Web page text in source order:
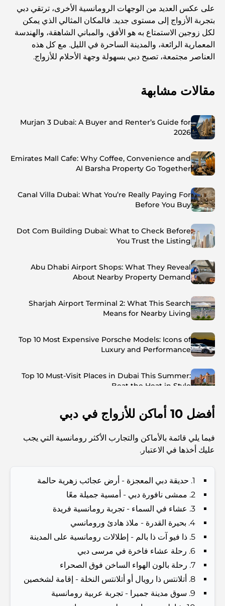
على عكس العديد من الوجهات الرومانسية الأخرى، ترتقي دبي
بتجربة الأزواج إلى مستوى جديد. فالمكان المثالي الذي يمكن
لكل زوجين الاستمتاع به هو الأفق، والمباني الشاهقة، والهندسة
المعمارية الرائعة، والمدينة الساحرة في الليل. مع كل هذه
العناصر مجتمعة، تصبح دبي بسهولة وجهة الأحلام للأزواج.
مقالات مشابهة
Murjan 3 Dubai: A Buyer and Renter’s Guide for
2026
Emirates Mall Cafe: Why Coffee, Convenience and
Al Barsha Property Go Together
Canal Villa Dubai: What You’re Really Paying For
Before You Buy
Dot Com Building Dubai: What to Check Before
You Trust the Listing
Abu Dhabi Airport Shops: What They Reveal
About Nearby Property Demand
Sharjah Airport Terminal 2: What This Search
Means for Nearby Living
Top 10 Most Expensive Porsche Models: Icons of
Luxury and Performance
Top 10 Must-Visit Places in Dubai This Summer:
Beat the Heat in Style
Top 7 Busiest Airports in the World: Hub of Global
Travel
Abu Dhabi vs Dubai: A Practical Comparison for
Best Schools in Downtown Dubai: A Guide for
Families
أشياء يمكنك القيام بها في دبي خلال فصل الصيف: دليلك الأمثل
للتغلب على الحرارة
أفضل الهدايا الفاخرة للرجال: أفكار هدايا مميزة وخالدة
Best Hotels in Business Bay, Dubai: Your Ultimate
Guide
أفضل 10 أماكن للأزواج في دبي
فيما يلي قائمة بالأماكن والتجارب الأكثر رومانسية التي يجب
عليك أخذها في الاعتبار.
1. حديقة دبي المعجزة - أرض عجائب زهرية حالمة
2. ممشى نافورة دبي - أمسية جميلة معًا
3. عشاء في السماء - تجربة رومانسية فريدة
4. بحيرة القدرة - ملاذ هادئ ورومانسي
5. ذا فيو آت ذا بالم - إطلالات رومانسية على المدينة
6. رحلة عشاء فاخرة في مرسى دبي
7. رحلة بالون الهواء الساخن فوق الصحراء
8. أتلانتس ذا رويال أو أتلانتس النخلة - إقامة لشخصين
9. سوق مدينة جميرا - تجربة عربية رومانسية